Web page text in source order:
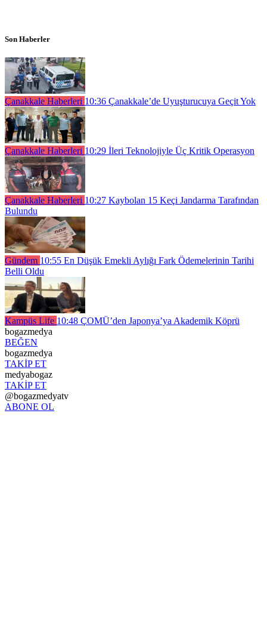
Son Haberler
Çanakkale Haberleri 10:36 Çanakkale’de Uyuşturucuya Geçit Yok
Çanakkale Haberleri 10:29 İleri Teknolojiyle Üç Kritik Operasyon
Çanakkale Haberleri 10:27 Kaybolan 15 Keçi Jandarma Tarafından
Bulundu
Gündem 10:55 En Düşük Emekli Aylığı Fark Ödemelerinin Tarihi
Belli Oldu
Kampüs Life 10:48 ÇOMÜ’den Japonya’ya Akademik Köprü
bogazmedya
BEĞEN
bogazmedya
TAKİP ET
medyabogaz
TAKİP ET
@bogazmedyatv
ABONE OL